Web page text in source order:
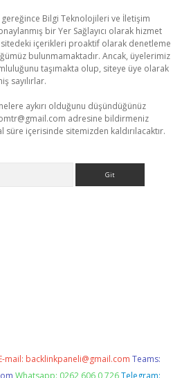
gereğince Bilgi Teknolojileri ve İletişim
bir Yer Sağlayıcı olarak hizmet
içerikleri proaktif olarak denetleme
bulunmamaktadır. Ancak, üyelerimiz
taşımakta olup, siteye üye olarak
sayılırlar.
aykırı olduğunu düşündüğünüz
adresine bildirmeniz
içerisinde sitemizden kaldırılacaktır.
mail: backlinkpaneli@gmail.com Teams:
Whatsapp: 0262 606 0 726 Telegram: